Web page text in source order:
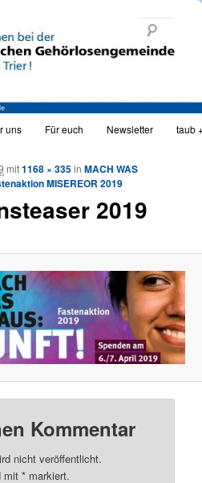
Inhalt wechseln
uns Für euch Newsletter taub
2019
mit1168 × 335inMACH WAS
MISEREOR 2019
Kommentar
nicht veröffentlicht.
mit* markiert.